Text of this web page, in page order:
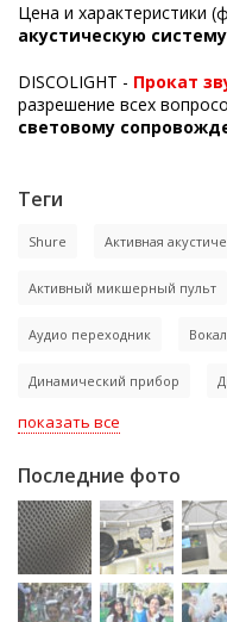
Цена и характеристики
акустическую систему
DISCOLIGHT - Прокат
разрешение всех
световому
Теги
Shure Активная
Активный микшерный пульт
Аудио переходник
Динамический прибор
показать все
Последние фото